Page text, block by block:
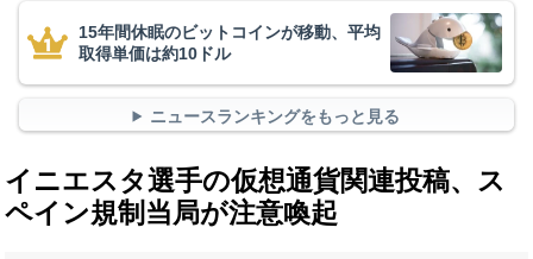
15年間休眠のビットコインが移動、平均
取得単価は約10ドル
ニュースランキングをもっと見る
イニエスタ選手の仮想通貨関連投稿、ス
ペイン規制当局が注意喚起